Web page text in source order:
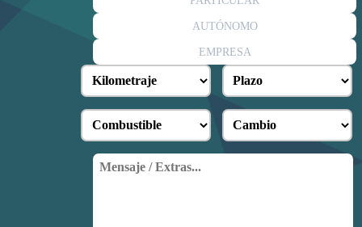
AUTÓNOMO
EMPRESA